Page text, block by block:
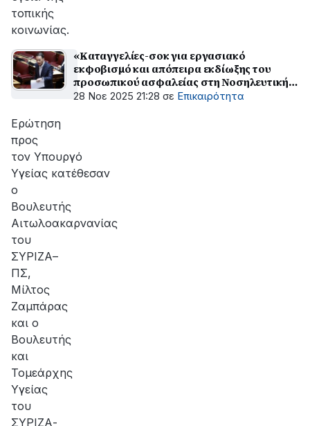
τοπικής
κοινωνίας.
«Καταγγελίες-σοκ για εργασιακό
εκφοβισμό και απόπειρα εκδίωξης του
προσωπικού ασφαλείας στη Νοσηλευτική
Μονάδα Αγρινίου»
28 Νοε 2025 21:28 σε Επικαιρότητα
Ερώτηση
προς
τον Υπουργό
Υγείας κατέθεσαν
ο
Βουλευτής
Αιτωλοακαρνανίας
του
ΣΥΡΙΖΑ–
ΠΣ,
Μίλτος
Ζαμπάρας
και ο
Βουλευτής
και
Τομεάρχης
Υγείας
του
ΣΥΡΙΖΑ-